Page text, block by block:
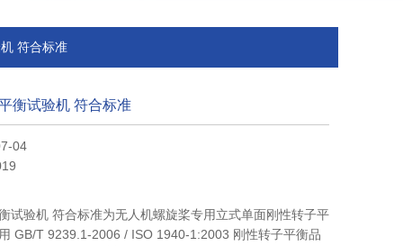
符合标准
衡试验机 符合标准
04
试验机 符合标准为无人机螺旋桨专用立式单面刚性转子平
GB/T 9239.1-2006 / ISO 1940-1:2003 刚性转子平衡品